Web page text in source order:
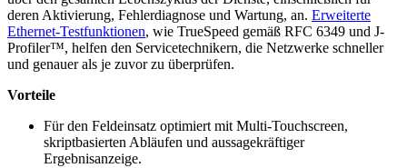
deren Aktivierung, Fehlerdiagnose und Wartung, an. Erweiterte
Ethernet-Testfunktionen, wie TrueSpeed gemäß RFC 6349 und J-
Profiler™, helfen den Servicetechnikern, die Netzwerke schneller
und genauer als je zuvor zu überprüfen.
Vorteile
Für den Feldeinsatz optimiert mit Multi-Touchscreen,
skriptbasierten Abläufen und aussagekräftiger
Ergebnisanzeige.